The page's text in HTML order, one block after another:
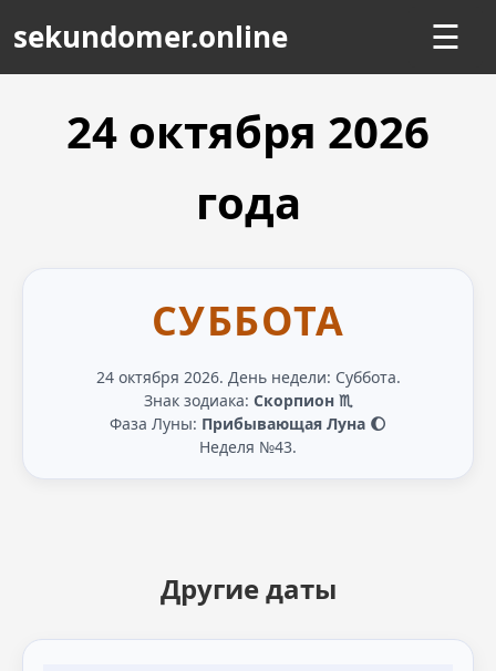
sekundomer.online ☰
24 октября 2026
года
СУББОТА
24 октября 2026. День недели: Суббота.
Знак зодиака: Скорпион ♏
Фаза Луны: Прибывающая Луна 🌔
Неделя №43.
Другие даты